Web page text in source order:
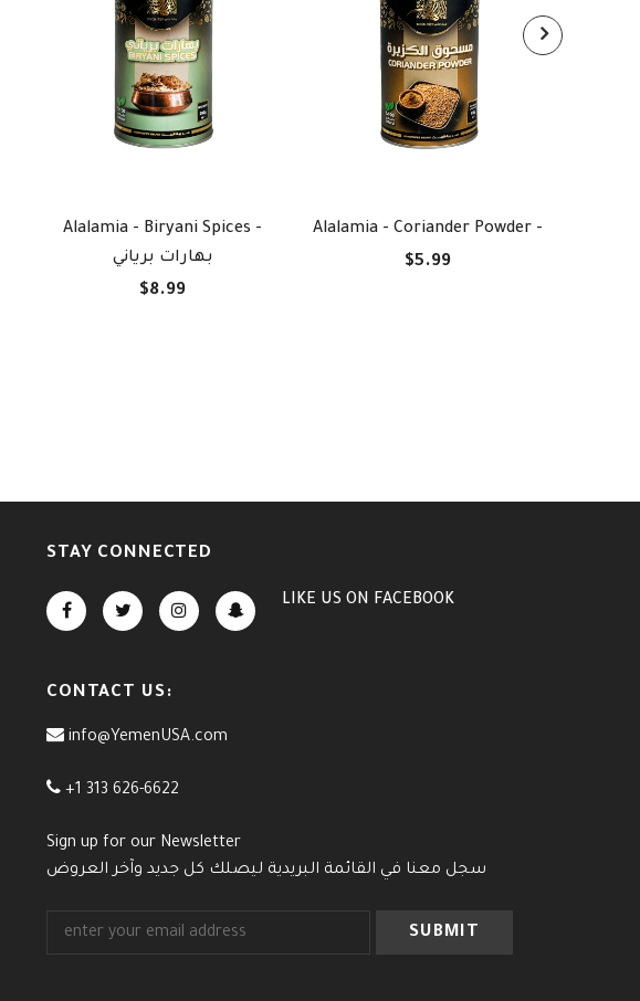
Alalamia - Biryani Spices -
بهارات برياني
$8.99
Alalamia - Coriander Powder -
$5.99
STAY CONNECTED
LIKE US ON FACEBOOK
CONTACT US:
info@YemenUSA.com
+1 313 626-6622
Sign up for our Newsletter
سجل معنا في القائمة البريدية ليصلك كل جديد وآخر العروض